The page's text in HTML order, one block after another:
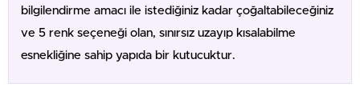
bilgilendirme amacı ile istediğiniz kadar çoğaltabileceğiniz
ve 5 renk seçeneği olan, sınırsız uzayıp kısalabilme
esnekliğine sahip yapıda bir kutucuktur.